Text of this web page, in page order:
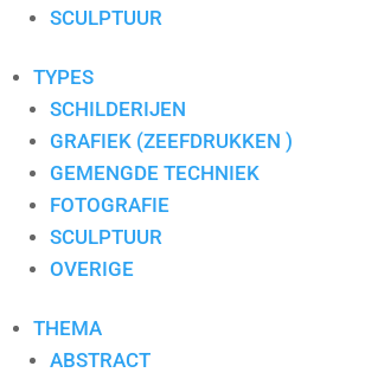
S. PAULISSEN
SJER JACOBS
SUSAN RUITER
THEO KOSTER
THEO ONNES
TINEKE ROIJMANS
VAN DAM
VAN DER MADE
WIL WILLEMSE
SCULPTUUR
TYPES
SCHILDERIJEN
GRAFIEK (ZEEFDRUKKEN )
GEMENGDE TECHNIEK
FOTOGRAFIE
SCULPTUUR
OVERIGE
THEMA
ABSTRACT